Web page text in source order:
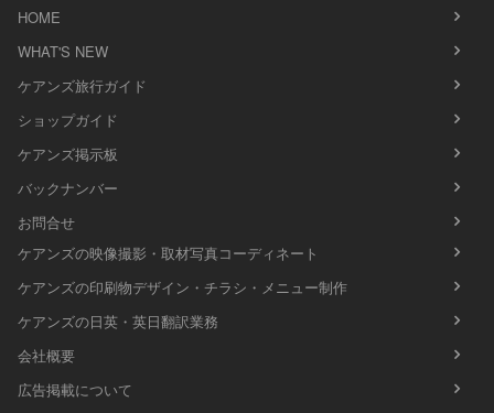
HOME
WHAT'S NEW
ケアンズ旅行ガイド
ショップガイド
ケアンズ掲示板
バックナンバー
お問合せ
ケアンズの映像撮影・取材写真コーディネート
ケアンズの印刷物デザイン・チラシ・メニュー制作
ケアンズの日英・英日翻訳業務
会社概要
広告掲載について